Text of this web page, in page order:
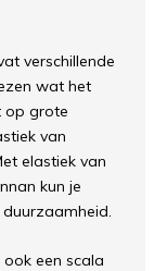
verschillende
wat het
op grote
van
elastiek van
kun je
een scala